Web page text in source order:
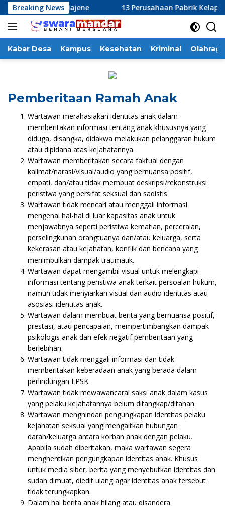
Langsung
ke
konten
Breaking News
Pemkab Majene 13 Perusahaan Pabrik Kelapa Sawit
Kabar Desa Kampus Kesehatan Kriminal Olahraga
Pemberitaan Ramah Anak
Wartawan merahasiakan identitas anak dalam
memberitakan informasi tentang anak khususnya yang
diduga, disangka, didakwa melakukan pelanggaran hukum
atau dipidana atas kejahatannya.
Wartawan memberitakan secara faktual dengan
kalimat/narasi/visual/audio yang bernuansa positif,
empati, dan/atau tidak membuat deskripsi/rekonstruksi
peristiwa yang bersifat seksual dan sadistis.
Wartawan tidak mencari atau menggali informasi
mengenai hal-hal di luar kapasitas anak untuk
menjawabnya seperti peristiwa kematian, perceraian,
perselingkuhan orangtuanya dan/atau keluarga, serta
kekerasan atau kejahatan, konflik dan bencana yang
menimbulkan dampak traumatik.
Wartawan dapat mengambil visual untuk melengkapi
informasi tentang peristiwa anak terkait persoalan hukum,
namun tidak menyiarkan visual dan audio identitas atau
asosiasi identitas anak.
Wartawan dalam membuat berita yang bernuansa positif,
prestasi, atau pencapaian, mempertimbangkan dampak
psikologis anak dan efek negatif pemberitaan yang
berlebihan.
Wartawan tidak menggali informasi dan tidak
memberitakan keberadaan anak yang berada dalam
perlindungan LPSK.
Wartawan tidak mewawancarai saksi anak dalam kasus
yang pelaku kejahatannya belum ditangkap/ditahan.
Wartawan menghindari pengungkapan identitas pelaku
kejahatan seksual yang mengaitkan hubungan
darah/keluarga antara korban anak dengan pelaku.
Apabila sudah diberitakan, maka wartawan segera
menghentikan pengungkapan identitas anak. Khusus
untuk media siber, berita yang menyebutkan identitas dan
sudah dimuat, diedit ulang agar identitas anak tersebut
tidak terungkapkan.
Dalam hal berita anak hilang atau disandera